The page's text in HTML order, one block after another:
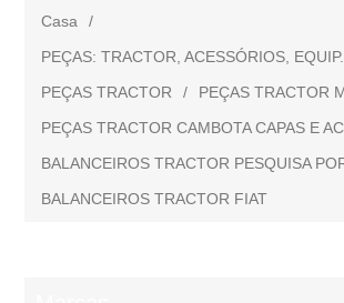
Casa
/
PEÇAS: TRACTOR, ACESSÓRIOS,
PEÇAS TRACTOR
/ PEÇAS TRACTOR
PEÇAS TRACTOR CAMBOTA CAPAS E
BALANCEIROS TRACTOR PESQUISA
BALANCEIROS TRACTOR FIAT